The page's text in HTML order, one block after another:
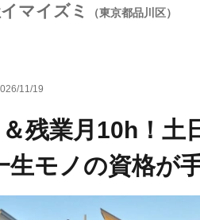
マイズミ （東京都品川区）
11/19
残業月10h！土
生モノの資格が